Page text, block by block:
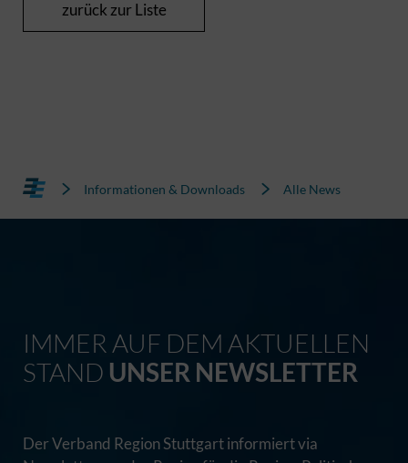
zurück zur Liste
Informationen & Downloads Alle News
IMMER AUF DEM AKTUELLEN
STAND UNSER NEWSLETTER
Der Verband Region Stuttgart informiert via